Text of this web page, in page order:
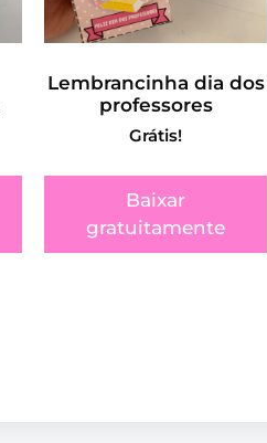
Lembrancinha dia dos
professores
Grátis!
Baixar
gratuitamente